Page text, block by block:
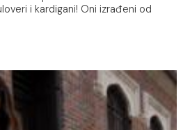
i kardigani! Oni izrađeni od